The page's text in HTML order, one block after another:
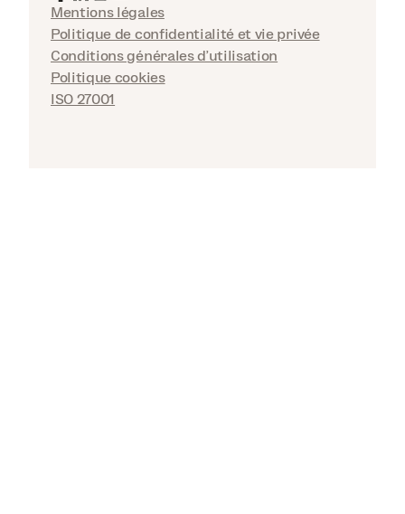
Mentions légales
Politique de confidentialité et vie privée
Conditions générales d'utilisation
Politique cookies
ISO 27001